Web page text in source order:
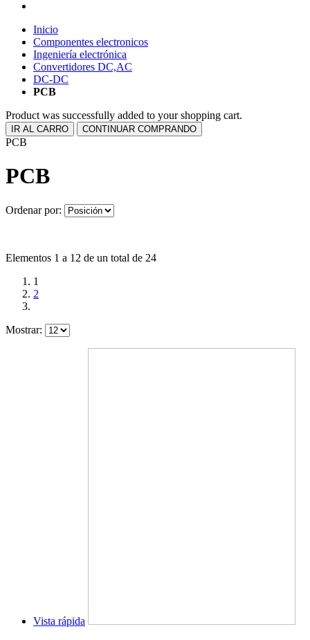
Inicio
Componentes electronicos
Ingeniería electrónica
Convertidores DC,AC
DC-DC
PCB
Product was successfully added to your shopping cart.
IR AL CARRO CONTINUAR COMPRANDO
PCB
PCB
Ordenar por:
Elementos 1 a 12 de un total de 24
1
2
Mostrar:
Vista rápida